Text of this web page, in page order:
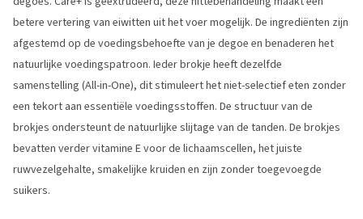
betere vertering van eiwitten uit het voer mogelijk. De ingrediënten zijn
afgestemd op de voedingsbehoefte van je degoe en benaderen het
natuurlijke voedingspatroon. Ieder brokje heeft dezelfde
samenstelling (All-in-One), dit stimuleert het niet-selectief eten zonder
een tekort aan essentiële voedingsstoffen. De structuur van de
brokjes ondersteunt de natuurlijke slijtage van de tanden. De brokjes
bevatten verder vitamine E voor de lichaamscellen, het juiste
ruwvezelgehalte, smakelijke kruiden en zijn zonder toegevoegde
suikers.